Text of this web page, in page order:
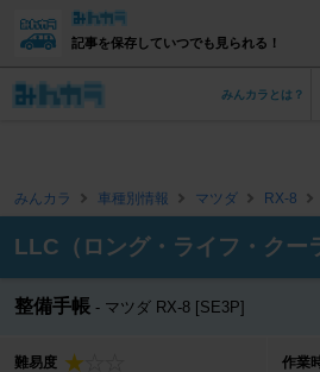
記事を保存していつでも見られる！
みんカラとは？
みんカラ 車種別情報 マツダ RX-8
LLC（ロング・ライフ・クー
整備手帳 マツダ RX-8 [SE3P]
難易度 作業